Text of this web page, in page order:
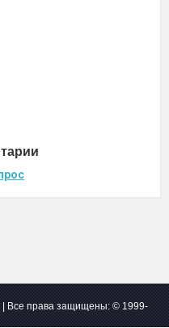
| Все права защищены: © 1999-